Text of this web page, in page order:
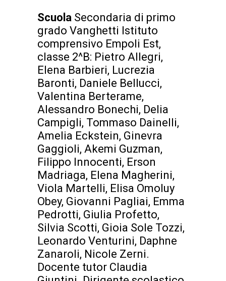
Scuola Secondaria di primo
grado Vanghetti Istituto
comprensivo Empoli Est,
classe 2^B: Pietro Allegri,
Elena Barbieri, Lucrezia
Baronti, Daniele Bellucci,
Valentina Berterame,
Alessandro Bonechi, Delia
Campigli, Tommaso Dainelli,
Amelia Eckstein, Ginevra
Gaggioli, Akemi Guzman,
Filippo Innocenti, Erson
Madriaga, Elena Magherini,
Viola Martelli, Elisa Omoluy
Obey, Giovanni Pagliai, Emma
Pedrotti, Giulia Profetto,
Silvia Scotti, Gioia Sole Tozzi,
Leonardo Venturini, Daphne
Zanaroli, Nicole Zerni.
Docente tutor Claudia